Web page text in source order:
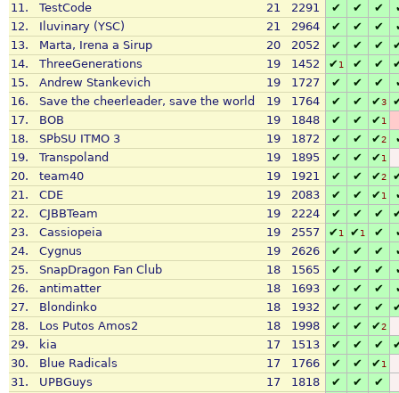
11. TestCode 21 2291 ✔ ✔ ✔
12.
Iluvinary (YSC) 21 2964 ✔ ✔ ✔
13.
Marta, Irena a Sirup 20 2052 ✔ ✔ ✔
14.
ThreeGenerations 19 1452 ✔1 ✔ ✔
15.
Andrew Stankevich 19 1727 ✔ ✔ ✔
16.
Save the cheerleader, save the world 19 1764 ✔ ✔ ✔3
17.
BOB 19 1848 ✔ ✔ ✔1
18. SPbSU ITMO 3 19 1872 ✔ ✔ ✔2
19.
Transpoland 19 1895 ✔ ✔ ✔1
20. team40 19 1921 ✔ ✔ ✔2
21.
CDE 19 2083 ✔ ✔ ✔1
22.
CJBBTeam 19 2224 ✔ ✔ ✔
23.
Cassiopeia 19 2557 ✔1 ✔1 ✔
24.
Cygnus 19 2626 ✔ ✔ ✔
25.
SnapDragon Fan Club 18 1565 ✔ ✔ ✔
26.
antimatter 18 1693 ✔ ✔ ✔
27.
Blondinko 18 1932 ✔ ✔ ✔
28.
Los Putos Amos2 18 1998 ✔ ✔ ✔2
29. kia 17 1513 ✔ ✔ ✔
30.
Blue Radicals 17 1766 ✔ ✔ ✔1
31. UPBGuys 17 1818 ✔ ✔
✔